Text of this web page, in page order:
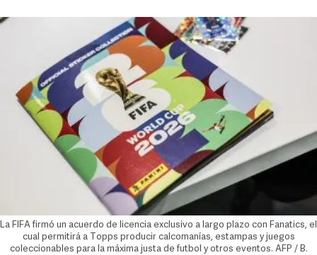
La FIFA firmó un acuerdo de licencia exclusivo a largo plazo con Fanatics, el
cual permitirá a Topps producir calcomanías, estampas y juegos
coleccionables para la máxima justa de futbol y otros eventos. AFP / B.